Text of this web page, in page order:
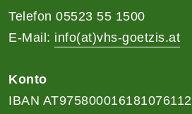
Telefon 05523 55 1500
E-Mail: info(at)vhs-goetzis.at
Konto
IBAN AT975800016181076112